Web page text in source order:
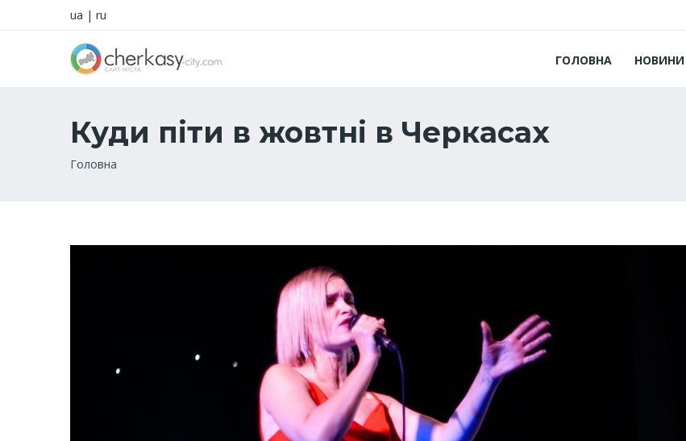
ua | ru
ГОЛОВНА НОВИНИ
Куди піти в жовтні в Черкасах
Рядок
Головна